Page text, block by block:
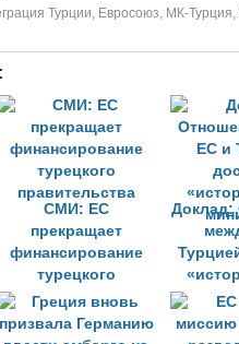
Турции, Евросоюз, МК-Турция,
СМИ: ЕС
прекращает
финансирование
турецкого
правительства
Доклад: